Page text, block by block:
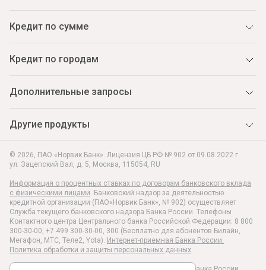
© 2026, ПАО «Норвик Банк». Лицензия ЦБ РФ № 902 от 09.08.2022 г.
ул. Зацепский Вал, д. 5, Москва, 115054, RU
Информация о процентных ставках по договорам банковского вклада
с физическими лицами. Банковский надзор за деятельностью
кредитной организации (ПАО«Норвик Банк», № 902) осуществляет
Служба текущего банковского надзора Банка России. Телефоны
Контактного центра Центрального банка Российской Федерации: 8 800
300-30-00, +7 499 300-30-00, 300 (Бесплатно для абонентов Билайн,
Мегафон, МТС, Теле2, Yota). Интернет-приемная Банка России.
Политика обработки и защиты персональных данных
Кредит по сумме
Кредит по городам
Дополнительные запросы
Другие продукты